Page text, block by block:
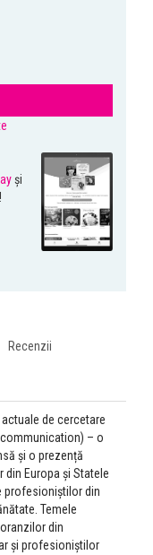
și
Recenzii
de cercetare
– o
și o prezență
Europa și Statele
profesioniștilor din
Temele
din
și profesioniștilor